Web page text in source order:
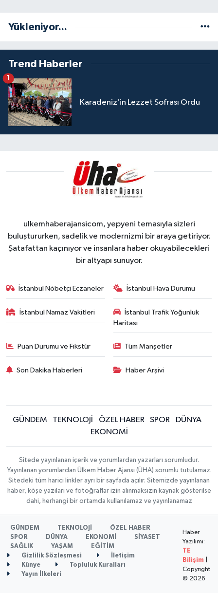
Yükleniyor...
Trend Haberler
Karadeniz’in Lezzet Sofrası Ordu
ulkemhaberajansicom, yepyeni temasıyla sizleri
buluştururken, sadelik ve modernizmi bir araya getiriyor.
Şatafattan kaçınıyor ve insanlara haber okuyabilecekleri
bir altyapı sunuyor.
İstanbul Nöbetçi Eczaneler İstanbul Hava Durumu
İstanbul Namaz Vakitleri
İstanbul Trafik Yoğunluk
Haritası
Puan Durumu ve Fikstür Tüm Manşetler
Son Dakika Haberleri Haber Arşivi
GÜNDEM TEKNOLOJİ ÖZEL HABER SPOR
DÜNYA
EKONOMİ
Sitede yayınlanan içerik ve yorumlardan yazarları sorumludur.
Yayınlanan yorumlardan Ülkem Haber Ajansı (ÜHA) sorumlu tutulamaz.
Sitedeki tüm harici linkler ayrı bir sayfada açılır. Sitemizde yayınlanan
haber, köşe yazıları ve fotoğraflar izin alınmaksızın kaynak gösterilse
dahi, herhangi bir ortamda kullanılamaz ve yayınlanamaz
GÜNDEM TEKNOLOJİ
ÖZEL HABER
SPOR
DÜNYA EKONOMİ
SİYASET
SAĞLIK
YAŞAM
EĞİTİM
Gizlilik Sözleşmesi
İletişim
Künye
Topluluk Kuralları
Yayın İlkeleri
Haber
Yazılımı:
TE
Bilişim
Copyright
© 2026